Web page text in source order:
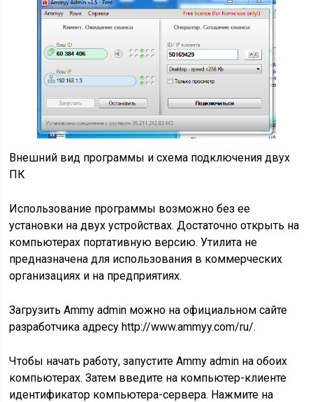
Внешний вид программы и схема подключения двух
ПК
Использование программы возможно без ее
установки на двух устройствах. Достаточно открыть на
компьютерах портативную версию. Утилита не
предназначена для использования в коммерческих
организациях и на предприятиях.
Загрузить Ammy admin можно на официальном сайте
разработчика адресу http://www.ammyy.com/ru/.
Чтобы начать работу, запустите Ammy admin на обоих
компьютерах. Затем введите на компьютер-клиенте
идентификатор компьютера-сервера. Нажмите на